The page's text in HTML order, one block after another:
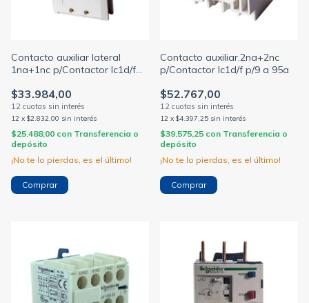
Contacto auxiliar lateral
1na+1nc p/Contactor lc1d/f
$33.984,00
12 x $2.832,00 sin interés
$25.488,00 con Transferencia o
depósito
¡No te lo pierdas, es el último!
Contacto auxiliar.2na+2nc
p/Contactor lc1d/f p/9 a 95a
$52.767,00
12 x $4.397,25 sin interés
$39.575,25 con Transferencia o
depósito
¡No te lo pierdas, es el último!